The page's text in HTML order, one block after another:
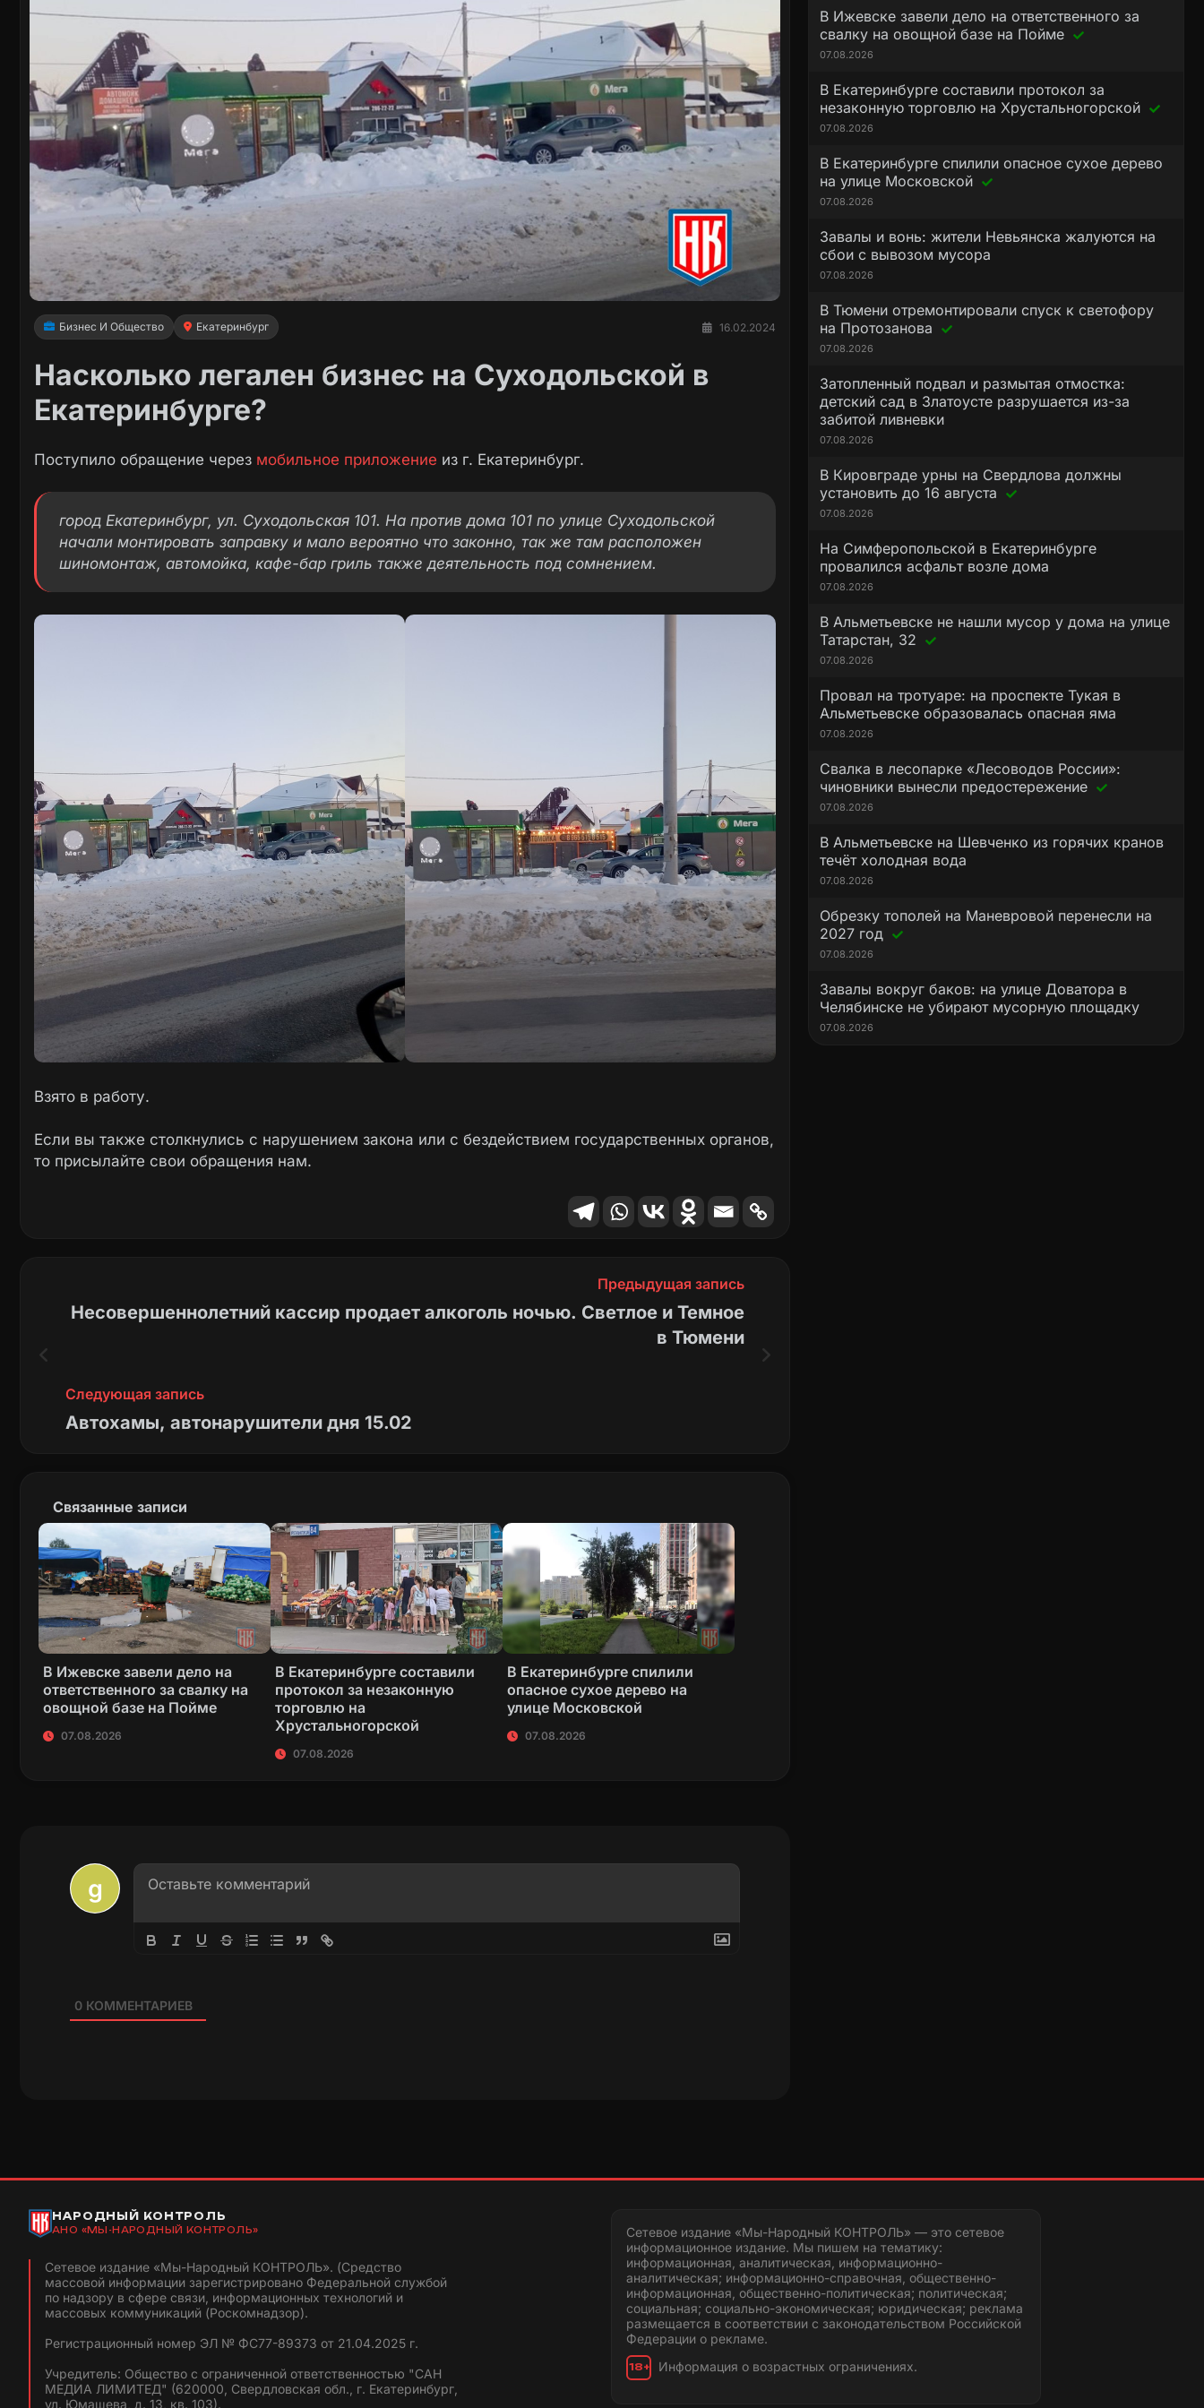
Бизнес И Общество Екатеринбург 16.02.2024
Насколько легален бизнес на Суходольской в
Екатеринбурге?
Поступило обращение через мобильное приложение из г. Екатеринбург.
город Екатеринбург, ул. Суходольская 101. На против дома 101 по улице Суходольской
начали монтировать заправку и мало вероятно что законно, так же там расположен
шиномонтаж, автомойка, кафе-бар гриль также деятельность под сомнением.
Взято в работу.
Если вы также столкнулись с нарушением закона или с бездействием государственных органов,
то присылайте свои обращения нам.
Предыдущая запись
Несовершеннолетний кассир продает алкоголь ночью. Светлое и Темное
в Тюмени
Следующая запись
Автохамы, автонарушители дня 15.02
Связанные записи
В Ижевске завели дело на
ответственного за свалку на
овощной базе на Пойме
07.08.2026
В Екатеринбурге составили
протокол за незаконную
торговлю на
Хрустальногорской
07.08.2026
В Екатеринбурге спилили
опасное сухое дерево на
улице Московской
07.08.2026
0КОММЕНТАРИЕВ
В Ижевске завели дело на ответственного за
свалку на овощной базе на Пойме
07.08.2026
В Екатеринбурге составили протокол за
незаконную торговлю на Хрустальногорской
07.08.2026
В Екатеринбурге спилили опасное сухое дерево
на улице Московской
07.08.2026
Завалы и вонь: жители Невьянска жалуются на
сбои с вывозом мусора
07.08.2026
В Тюмени отремонтировали спуск к светофору
на Протозанова
07.08.2026
Затопленный подвал и размытая отмостка:
детский сад в Златоусте разрушается из-за
забитой ливневки
07.08.2026
В Кировграде урны на Свердлова должны
установить до 16 августа
07.08.2026
На Симферопольской в Екатеринбурге
провалился асфальт возле дома
07.08.2026
В Альметьевске не нашли мусор у дома на улице
Татарстан, 32
07.08.2026
Провал на тротуаре: на проспекте Тукая в
Альметьевске образовалась опасная яма
07.08.2026
Свалка в лесопарке «Лесоводов России»:
чиновники вынесли предостережение
07.08.2026
В Альметьевске на Шевченко из горячих кранов
течёт холодная вода
07.08.2026
Обрезку тополей на Маневровой перенесли на
2027 год
07.08.2026
Завалы вокруг баков: на улице Доватора в
Челябинске не убирают мусорную площадку
07.08.2026
НАРОДНЫЙ КОНТРОЛЬ
АНО «МЫ-НАРОДНЫЙ КОНТРОЛЬ»
Сетевое издание «Мы-Народный КОНТРОЛЬ». (Средство
массовой информации зарегистрировано Федеральной службой
по надзору в сфере связи, информационных технологий и
массовых коммуникаций (Роскомнадзор).
Регистрационный номер ЭЛ № ФС77-89373 от 21.04.2025 г.
Учредитель: Общество с ограниченной ответственностью "САН
МЕДИА ЛИМИТЕД" (620000, Свердловская обл., г. Екатеринбург,
ул. Юмашева, д. 13, кв. 103).
Сетевое издание «Мы-Народный КОНТРОЛЬ» — это сетевое
информационное издание. Мы пишем на тематику:
информационная, аналитическая, информационно-
аналитическая; информационно-справочная, общественно-
информационная, общественно-политическая; политическая;
социальная; социально-экономическая; юридическая; реклама
размещается в соответствии с законодательством Российской
Федерации о рекламе.
18+ Информация о возрастных ограничениях.